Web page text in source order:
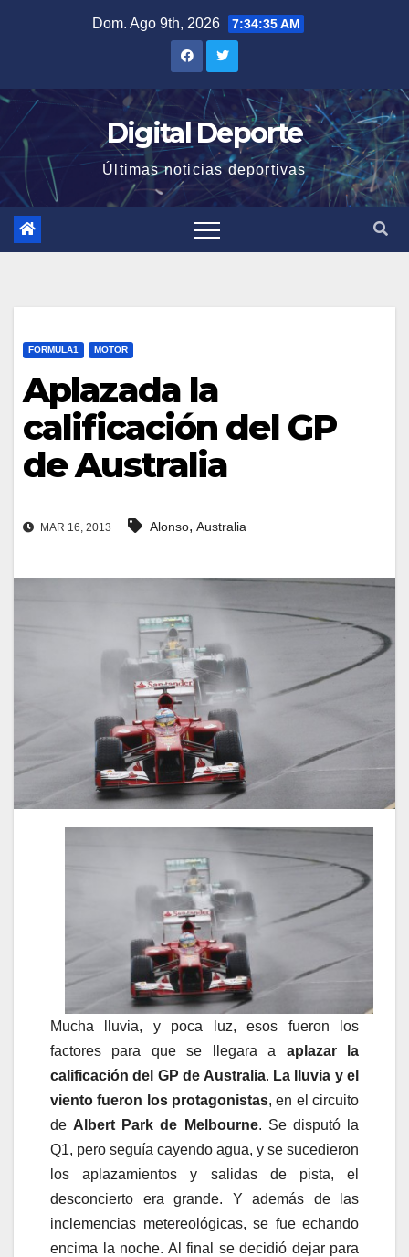
Dom. Ago 9th, 2026 7:34:35 AM
Digital Deporte
Últimas noticias deportivas
FORMULA1 MOTOR
Aplazada la
calificación del GP
de Australia
MAR 16, 2013 Alonso, Australia
Mucha lluvia, y poca luz, esos fueron los
factores para que se llegara a aplazar la
calificación del GP de Australia. La lluvia y el
viento fueron los protagonistas, en el circuito
de Albert Park de Melbourne. Se disputó la
Q1, pero seguía cayendo agua, y se sucedieron
los aplazamientos y salidas de pista, el
desconcierto era grande. Y además de las
inclemencias metereológicas, se fue echando
encima la noche. Al final se decidió dejar para